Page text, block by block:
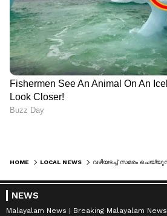
HOME LOCAL NEWS
NEWS
Malayalam News
Breaking Malayalam News